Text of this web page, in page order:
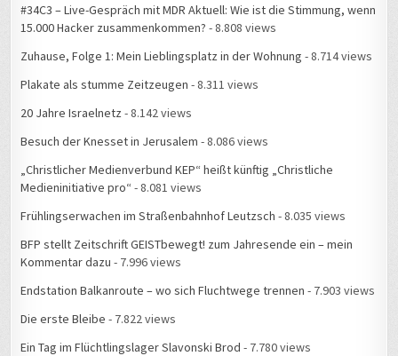
#34C3 – Live-Gespräch mit MDR Aktuell: Wie ist die Stimmung, wenn
15.000 Hacker zusammenkommen? - 8.808 views
Zuhause, Folge 1: Mein Lieblingsplatz in der Wohnung - 8.714 views
Plakate als stumme Zeitzeugen - 8.311 views
20 Jahre Israelnetz - 8.142 views
Besuch der Knesset in Jerusalem - 8.086 views
„Christlicher Medienverbund KEP“ heißt künftig „Christliche
Medieninitiative pro“ - 8.081 views
Frühlingserwachen im Straßenbahnhof Leutzsch - 8.035 views
BFP stellt Zeitschrift GEISTbewegt! zum Jahresende ein – mein
Kommentar dazu - 7.996 views
Endstation Balkanroute – wo sich Fluchtwege trennen - 7.903 views
Die erste Bleibe - 7.822 views
Ein Tag im Flüchtlingslager Slavonski Brod - 7.780 views